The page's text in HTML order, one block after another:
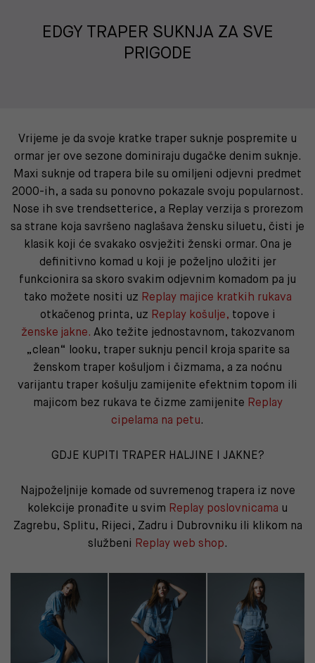
EDGY TRAPER SUKNJA ZA SVE
PRIGODE
Vrijeme je da svoje kratke traper suknje pospremite u
ormar jer ove sezone dominiraju dugačke denim suknje.
Maxi suknje od trapera bile su omiljeni odjevni predmet
2000-ih, a sada su ponovno pokazale svoju popularnost.
Nose ih sve trendsetterice, a Replay verzija s prorezom
sa strane koja savršeno naglašava žensku siluetu, čisti je
klasik koji će svakako osvježiti ženski ormar. Ona je
definitivno komad u koji je poželjno uložiti jer
funkcionira sa skoro svakim odjevnim komadom pa ju
tako možete nositi uz Replay majice kratkih rukava
otkačenog printa, uz Replay košulje, topove i
ženske jakne. Ako težite jednostavnom, takozvanom
„clean“ looku, traper suknju pencil kroja sparite sa
ženskom traper košuljom i čizmama, a za noćnu
varijantu traper košulju zamijenite efektnim topom ili
majicom bez rukava te čizme zamijenite Replay
cipelama na petu.
GDJE KUPITI TRAPER HALJINE I JAKNE?
Najpoželjnije komade od suvremenog trapera iz nove
kolekcije pronađite u svim Replay poslovnicama u
Zagrebu, Splitu, Rijeci, Zadru i Dubrovniku ili klikom na
službeni Replay web shop.